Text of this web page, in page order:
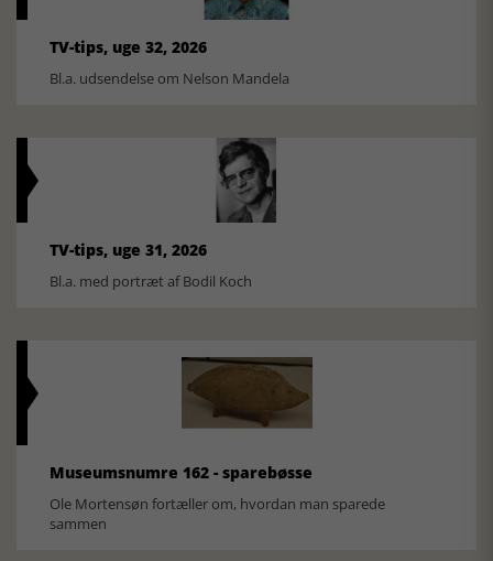
TV-tips, uge 32, 2026
Bl.a. udsendelse om Nelson Mandela
TV-tips, uge 31, 2026
Bl.a. med portræt af Bodil Koch
Museumsnumre 162 - sparebøsse
Ole Mortensøn fortæller om, hvordan man sparede
sammen